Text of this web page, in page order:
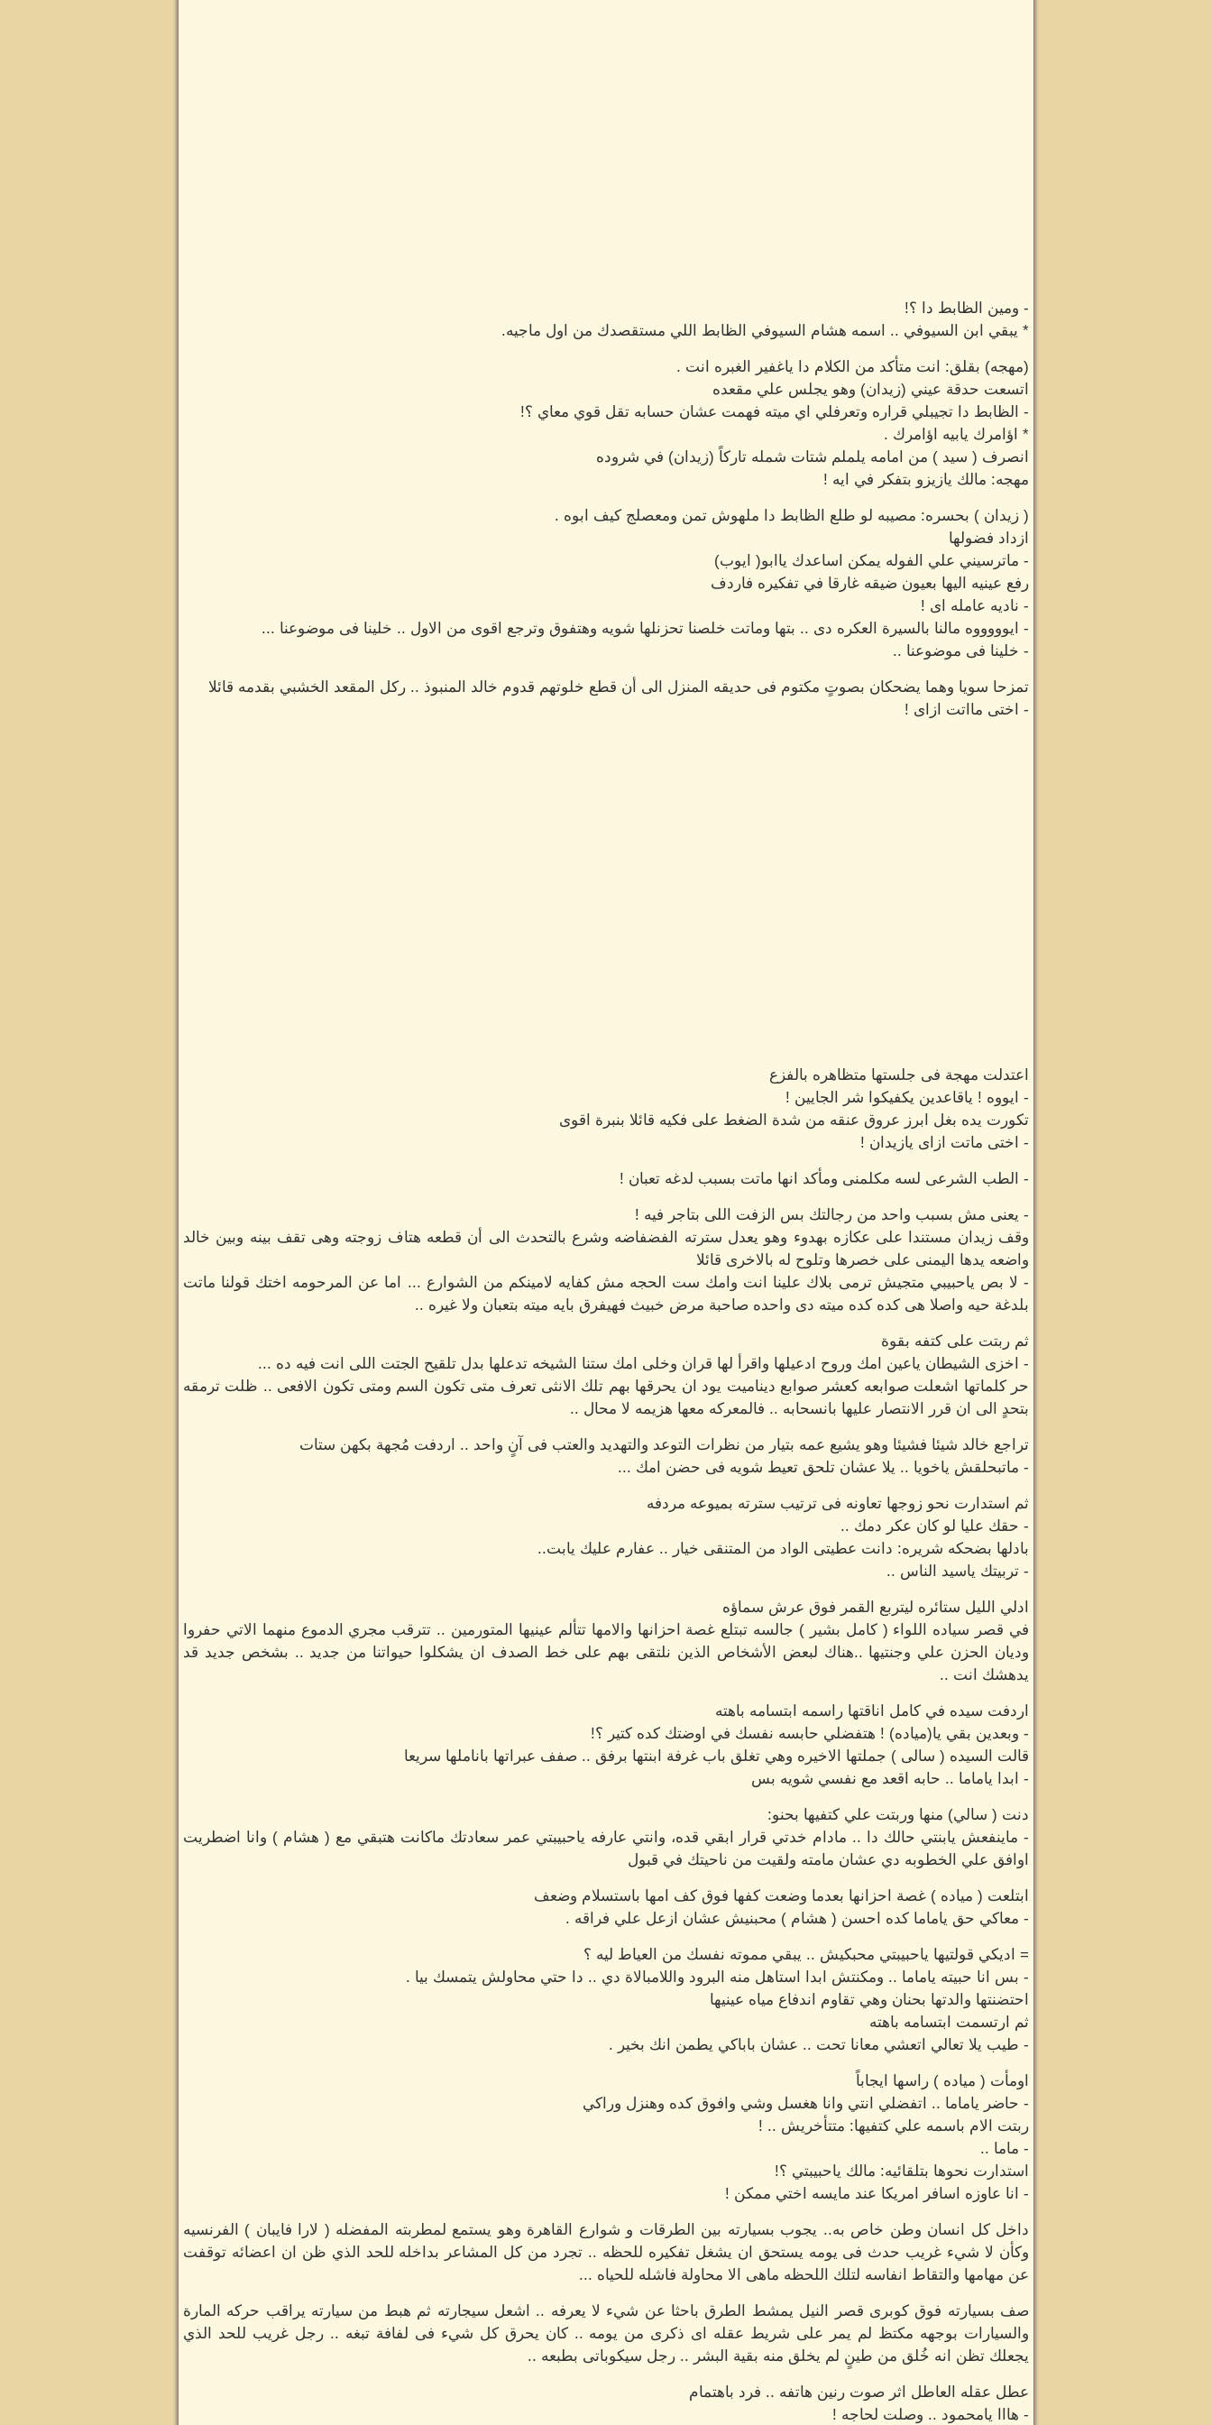
- ومين الظابط دا ؟!
* يبقي ابن السيوفي .. اسمه هشام السيوفي الظابط اللي مستقصدك من اول ماجيه.
(مهجه) بقلق: انت متأكد من الكلام دا ياغفير الغبره انت .
اتسعت حدقة عيني (زيدان) وهو يجلس علي مقعده
- الظابط دا تجيبلي قراره وتعرفلي اي ميته فهمت عشان حسابه تقل قوي معاي ؟!
* اؤامرك يابيه اؤامرك .
انصرف ( سيد ) من امامه يلملم شتات شمله تاركاً (زيدان) في شروده
مهجه: مالك يازيزو بتفكر في ايه !
( زيدان ) بحسره: مصيبه لو طلع الظابط دا ملهوش تمن ومعصلج كيف ابوه .
ازداد فضولها
- ماترسيني علي الفوله يمكن اساعدك ياابو( ايوب)
رفع عينيه اليها بعيون ضيقه غارقا في تفكيره فاردف
- ناديه عامله اى !
- ايوووووه مالنا بالسيرة العكره دى .. بتها وماتت خلصنا تحزنلها شويه وهتفوق وترجع اقوى من الاول .. خلينا فى موضوعنا ...
- خلينا فى موضوعنا ..
تمزحا سويا وهما يضحكان بصوتٍ مكتوم فى حديقه المنزل الى أن قطع خلوتهم قدوم خالد المنبوذ .. ركل المقعد الخشبي بقدمه قائلا
- اختى مااتت ازاى !
اعتدلت مهجة فى جلستها متظاهره بالفزع
- ايووه ! ياقاعدين يكفيكوا شر الجايين !
تكورت يده بغل ابرز عروق عنقه من شدة الضغط على فكيه قائلا بنبرة اقوى
- اختى ماتت ازاى يازيدان !
- الطب الشرعى لسه مكلمنى ومأكد انها ماتت بسبب لدغه تعبان !
- يعنى مش بسبب واحد من رجالتك بس الزفت اللى بتاجر فيه !
وقف زيدان مستندا على عكازه بهدوء وهو يعدل سترته الفضفاضه وشرع بالتحدث الى أن قطعه هتاف زوجته وهى تقف بينه وبين خالد
واضعه يدها اليمنى على خصرها وتلوح له بالاخرى قائلا
- لا بص ياحبيبي متجيش ترمى بلاك علينا انت وامك ست الحجه مش كفايه لامينكم من الشوارع ... اما عن المرحومه اختك قولنا ماتت
بلدغة حيه واصلا هى كده كده ميته دى واحده صاحبة مرض خبيث فهيفرق بايه ميته بتعبان ولا غيره ..
ثم ربتت على كتفه بقوة
- اخزى الشيطان ياعين امك وروح ادعيلها واقرأ لها قران وخلى امك ستنا الشيخه تدعلها بدل تلقيح الجتت اللى انت فيه ده ...
حر كلماتها اشعلت صوابعه كعشر صوابع ديناميت يود ان يحرقها بهم تلك الانثى تعرف متى تكون السم ومتى تكون الافعى .. ظلت ترمقه
بتحدٍ الى ان قرر الانتصار عليها بانسحابه .. فالمعركه معها هزيمه لا محال ..
تراجع خالد شيئا فشيئا وهو يشيع عمه بتيار من نظرات التوعد والتهديد والعتب فى آنٍ واحد .. اردفت مُجهة بكهن ستات
- ماتبحلقش ياخويا .. يلا عشان تلحق تعيط شويه فى حضن امك ...
ثم استدارت نحو زوجها تعاونه فى ترتيب سترته بميوعه مردفه
- حقك عليا لو كان عكر دمك ..
بادلها بضحكه شريره: دانت عطيتى الواد من المتنقى خيار .. عفارم عليك يابت..
- تربيتك ياسيد الناس ..
ادلي الليل ستائره ليتربع القمر فوق عرش سماؤه
في قصر سياده اللواء ( كامل بشير ) جالسه تبتلع غصة احزانها والامها تتألم عينيها المتورمين .. تترقب مجري الدموع منهما الاتي حفروا
وديان الحزن علي وجنتيها ..هناك لبعض الأشخاص الذين نلتقى بهم على خط الصدف ان يشكلوا حيواتنا من جديد .. بشخص جديد قد
يدهشك انت ..
اردفت سيده في كامل اناقتها راسمه ابتسامه باهته
- وبعدين بقي يا(مياده) ! هتفضلي حابسه نفسك في اوضتك كده كتير ؟!
قالت السيده ( سالى ) جملتها الاخيره وهي تغلق باب غرفة ابنتها برفق .. صفف عبراتها باناملها سريعا
- ابدا ياماما .. حابه اقعد مع نفسي شويه بس
دنت ( سالي) منها وربتت علي كتفيها بحنو:
- ماينفعش يابنتي حالك دا .. مادام خدتي قرار ابقي قده، وانتي عارفه ياحبيبتي عمر سعادتك ماكانت هتبقي مع ( هشام ) وانا اضطريت
اوافق علي الخطوبه دي عشان مامته ولقيت من ناحيتك في قبول
ابتلعت ( مياده ) غصة احزانها بعدما وضعت كفها فوق كف امها باستسلام وضعف
- معاكي حق ياماما كده احسن ( هشام ) محبنيش عشان ازعل علي فراقه .
= اديكي قولتيها ياحبيبتي محبكيش .. يبقي مموته نفسك من العياط ليه ؟
- بس انا حبيته ياماما .. ومكنتش ابدا استاهل منه البرود واللامبالاة دي .. دا حتي محاولش يتمسك بيا .
احتضنتها والدتها بحنان وهي تقاوم اندفاع مياه عينيها
ثم ارتسمت ابتسامه باهته
- طيب يلا تعالي اتعشي معانا تحت .. عشان باباكي يطمن انك بخير .
اومأت ( مياده ) راسها ايجاباً
- حاضر ياماما .. اتفضلي انتي وانا هغسل وشي وافوق كده وهنزل وراكي
ربتت الام باسمه علي كتفيها: متتأخريش .. !
- ماما ..
استدارت نحوها بتلقائيه: مالك ياحبيبتي ؟!
- انا عاوزه اسافر امريكا عند مايسه اختي ممكن !
داخل كل انسان وطن خاص به.. يجوب بسيارته بين الطرقات و شوارع القاهرة وهو يستمع لمطربته المفضله ( لارا فايبان ) الفرنسيه
وكأن لا شيء غريب حدث فى يومه يستحق ان يشغل تفكيره للحظه .. تجرد من كل المشاعر بداخله للحد الذي ظن ان اعضائه توقفت
عن مهامها والتقاط انفاسه لتلك اللحظه ماهى الا محاولة فاشله للحياه ...
صف بسيارته فوق كوبرى قصر النيل يمشط الطرق باحثا عن شيء لا يعرفه .. اشعل سيجارته ثم هبط من سيارته يراقب حركه المارة
والسيارات بوجهه مكتظ لم يمر على شريط عقله اى ذكرى من يومه .. كان يحرق كل شيء فى لفافة تبغه .. رجل غريب للحد الذي
يجعلك تظن انه خُلق من طينٍ لم يخلق منه بقية البشر .. رجل سيكوباتى بطبعه ..
عطل عقله العاطل اثر صوت رنين هاتفه .. فرد باهتمام
- هااا يامحمود .. وصلت لحاجه !